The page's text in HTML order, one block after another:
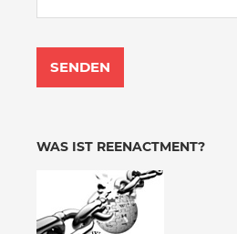
WAS IST REENACTMENT?